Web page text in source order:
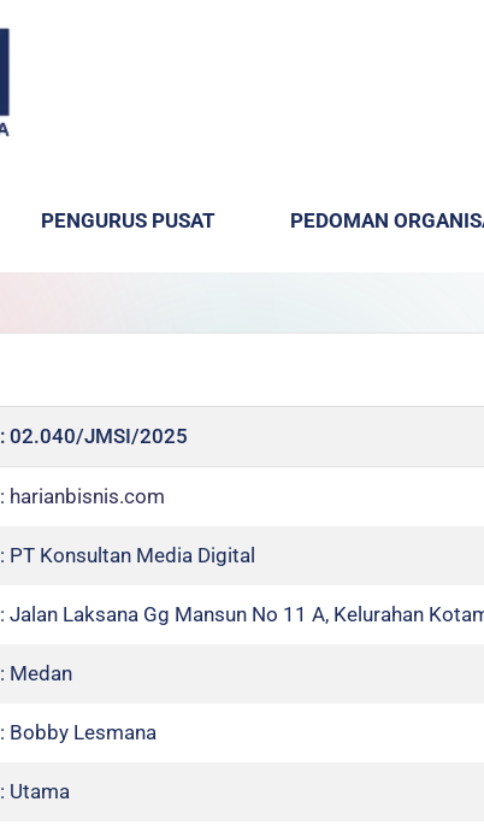
PENGURUS PUSAT PEDOMAN
: 02.040/JMSI/2025
: harianbisnis.com
: PT Konsultan Media Digital
: Jalan Laksana Gg Mansun No 11 A, Kelurahan
: Medan
: Bobby Lesmana
: Utama